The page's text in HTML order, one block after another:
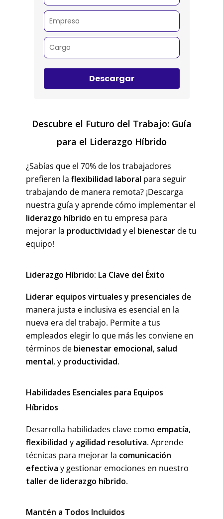
Descargar
Descubre el Futuro del Trabajo: Guía
para el Liderazgo Híbrido
¿Sabías que el 70% de los trabajadores
prefieren laflexibilidad laboral para seguir
trabajando de manera remota? ¡Descarga
nuestra guía y aprende cómo implementar el
liderazgo híbrido en tu empresa para
mejorar la productividad y el bienestarde tu
equipo!
Liderazgo Híbrido: La Clave del Éxito
Liderar equipos virtuales y presenciales de
manera justa e inclusiva es esencial en la
nueva era del trabajo. Permite a tus
empleados elegir lo que más les conviene en
términos de bienestar emocional, salud
mental, y productividad.
Habilidades Esenciales para Equipos
Híbridos
Desarrolla habilidades clave como empatía,
flexibilidad y agilidad resolutiva. Aprende
técnicas para mejorar la comunicación
efectiva y gestionar emociones en nuestro
taller de liderazgo híbrido.
Mantén a Todos Incluidos